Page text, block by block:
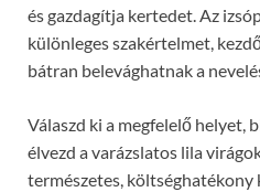
és gazdagítja kertedet. Az
különleges szakértelmet,
bátran belevághatnak a
Válaszd ki a megfelelő helyet,
élvezd a varázslatos lila
természetes, költséghatékony